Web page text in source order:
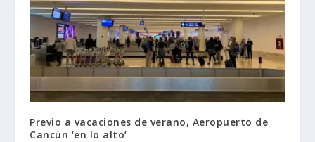
Previo a vacaciones de verano, Aeropuerto de
Cancún ‘en lo alto’